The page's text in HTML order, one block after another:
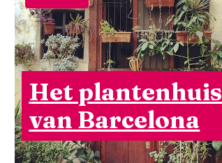
Het plantenhuis
van Barcelona